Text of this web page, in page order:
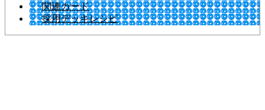
関連カード
採用デッキレシピ